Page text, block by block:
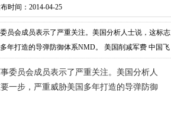
时间：2014-04-25
员会成员表示了严重关注。美国分析人士说，这标志
年打造的导弹防御体系NMD。 美国削减军费 中国飞
委员会成员表示了严重关注。美国分析人
一步，严重威胁美国多年打造的导弹防御